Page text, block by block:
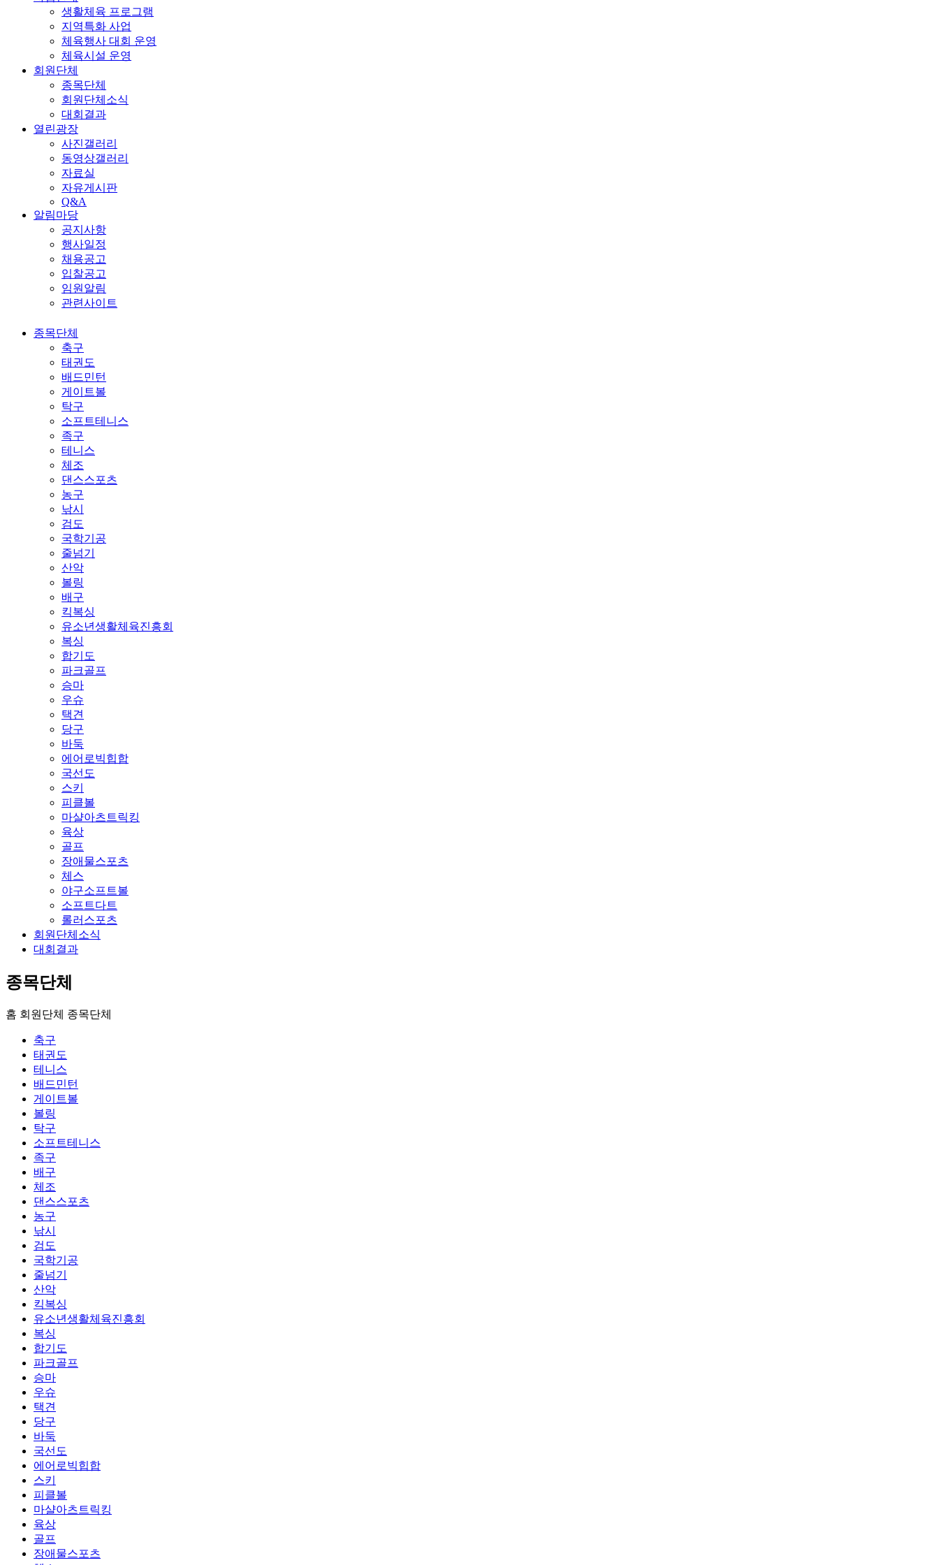
생활체육 프로그램
지역특화 사업
체육행사 대회 운영
체육시설 운영
회원단체
종목단체
회원단체소식
대회결과
열린광장
사진갤러리
동영상갤러리
자료실
자유게시판
Q&A
알림마당
공지사항
행사일정
채용공고
입찰공고
임원알림
관련사이트
종목단체
축구
태권도
배드민턴
게이트볼
탁구
소프트테니스
족구
테니스
체조
댄스스포츠
농구
낚시
검도
국학기공
줄넘기
산악
볼링
배구
킥복싱
유소년생활체육진흥회
복싱
합기도
파크골프
승마
우슈
택견
당구
바둑
에어로빅힙합
국선도
스키
피클볼
마샬아츠트릭킹
육상
골프
장애물스포츠
체스
야구소프트볼
소프트다트
롤러스포츠
회원단체소식
대회결과
종목단체
홈 회원단체 종목단체
축구
태권도
테니스
배드민턴
게이트볼
볼링
탁구
소프트테니스
족구
배구
체조
댄스스포츠
농구
낚시
검도
국학기공
줄넘기
산악
킥복싱
유소년생활체육진흥회
복싱
합기도
파크골프
승마
우슈
택견
당구
바둑
국선도
에어로빅힙합
스키
피클볼
마샬아츠트릭킹
육상
골프
장애물스포츠